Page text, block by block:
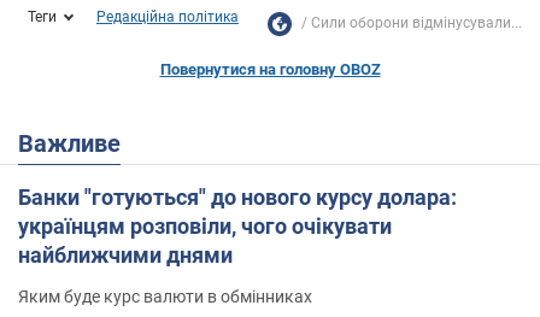
Теги Редакційна політика Сили оборони відмінусували...
Повернутися на головну OBOZ
Важливе
Банки "готуються" до нового курсу долара:
українцям розповіли, чого очікувати
найближчими днями
Яким буде курс валюти в обмінниках